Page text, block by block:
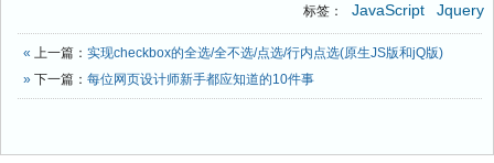
标签： JavaScript Jquery
« 上一篇： 实现checkbox的全选/全不选/点选/行内点选(原生JS版和jQ版)
» 下一篇： 每位网页设计师新手都应知道的10件事